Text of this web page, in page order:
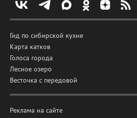
Гид по сибирской кухне
Карта катков
Голоса города
Лесное озеро
Весточка с передовой
Реклама на сайте